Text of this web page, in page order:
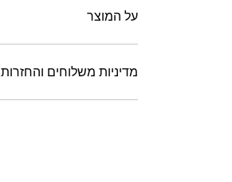
על המוצר
מדיניות משלוחים והחזרות